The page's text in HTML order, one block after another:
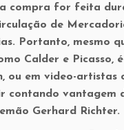
compra for feita
de
Portanto, mesmo
Calder e Picasso,
ou em video-artistas
contando
Gerhard Richter.